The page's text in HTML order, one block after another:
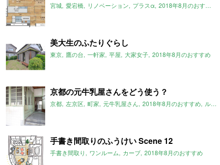
宮城 愛宕橋 リノベーション プラスα 2018年8月のおすすめ
美大生のふたりぐらし
東京 鷹の台 一軒家 平屋 大家女子 2018年8月のおすすめ
京都の元牛乳屋さんをどう使う？
京都 左京区 町家 元牛乳屋さん 2018年8月のおすすめ ルームマーケット
手書き間取りのふうけい Scene 12
手書き間取り ワンルーム カーブ 2018年8月のおすすめ